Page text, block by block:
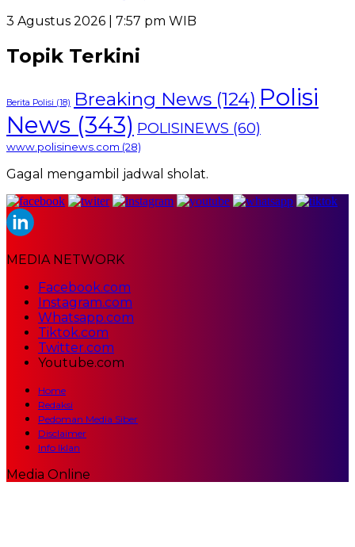
3 Agustus 2026 | 7:57 pm WIB
Topik Terkini
Berita Polisi (18) Breaking News (124) Polisi
News (343) POLISINEWS (60)
www.polisinews.com (28)
Gagal mengambil jadwal sholat.
MEDIA NETWORK
Facebook.com
Instagram.com
Whatsapp.com
Tiktok.com
Twitter.com
Youtube.com
Home
Redaksi
Pedoman Media Siber
Disclaimer
Info Iklan
Media Online